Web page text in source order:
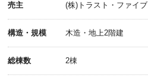
売主 (株)トラスト・ファイブ
構造・規模 木造・地上2階建
総棟数 2棟